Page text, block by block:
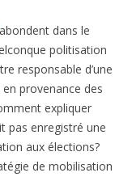
abondent dans le
politisation
responsable d’une
provenance des
expliquer
pas enregistré une
aux élections?
de mobilisation